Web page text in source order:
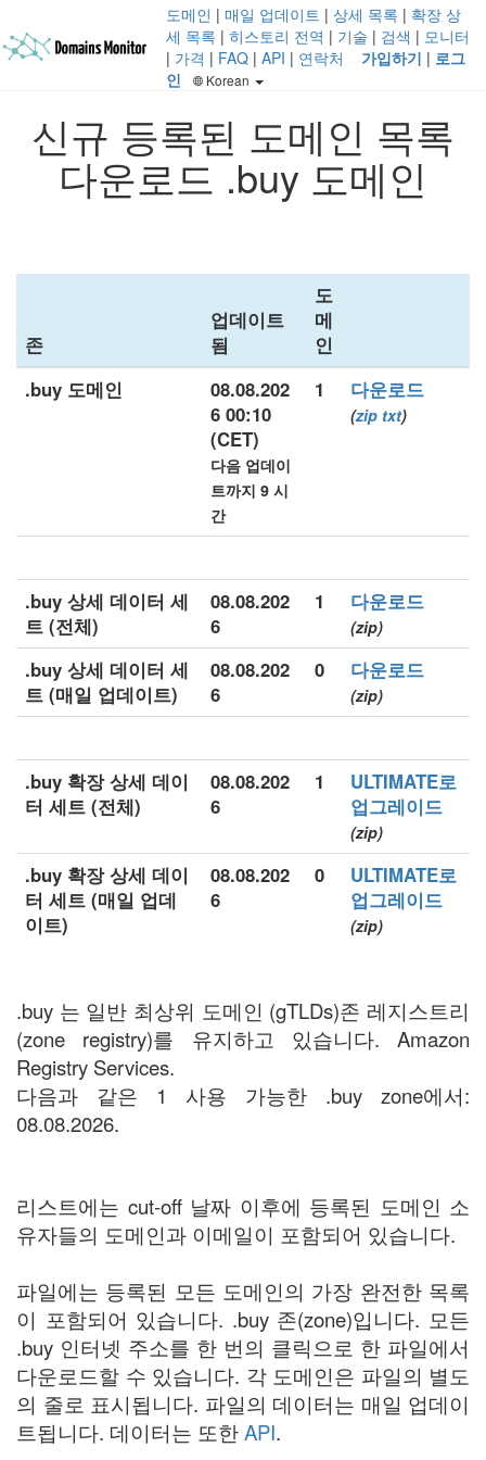
도메인 | 매일 업데이트 | 상세 목록 | 확장 상
세 목록 | 히스토리 전역 | 기술 | 검색 | 모니터
| 가격 | FAQ | API | 연락처 가입하기 | 로그
인
Korean
신규 등록된 도메인 목록
다운로드 .buy 도메인
존
업데이트
됨
도
메
인
.buy 도메인
08.08.202
6 00:10
(CET)
다음 업데이
트까지 9 시
간
1 다운로드
(zip txt)
.buy 상세 데이터 세
트 (전체)
08.08.202
6
1 다운로드
(zip)
.buy 상세 데이터 세
트 (매일 업데이트)
08.08.202
6
0 다운로드
(zip)
.buy 확장 상세 데이
터 세트 (전체)
08.08.202
6
1
ULTIMATE로
업그레이드
(zip)
.buy 확장 상세 데이
터 세트 (매일 업데
이트)
08.08.202
6
0
ULTIMATE로
업그레이드
(zip)
.buy 는 일반 최상위 도메인 (gTLDs)존 레지스트리
(zone registry)를 유지하고 있습니다. Amazon
Registry Services.
다음과 같은 1 사용 가능한 .buy zone에서:
08.08.2026.
리스트에는 cut-off 날짜 이후에 등록된 도메인 소
유자들의 도메인과 이메일이 포함되어 있습니다.
파일에는 등록된 모든 도메인의 가장 완전한 목록
이 포함되어 있습니다. .buy 존(zone)입니다. 모든
.buy 인터넷 주소를 한 번의 클릭으로 한 파일에서
다운로드할 수 있습니다. 각 도메인은 파일의 별도
의 줄로 표시됩니다. 파일의 데이터는 매일 업데이
트됩니다. 데이터는 또한API.